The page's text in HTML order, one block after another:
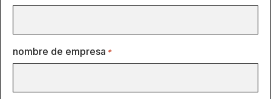
nombre de empresa *